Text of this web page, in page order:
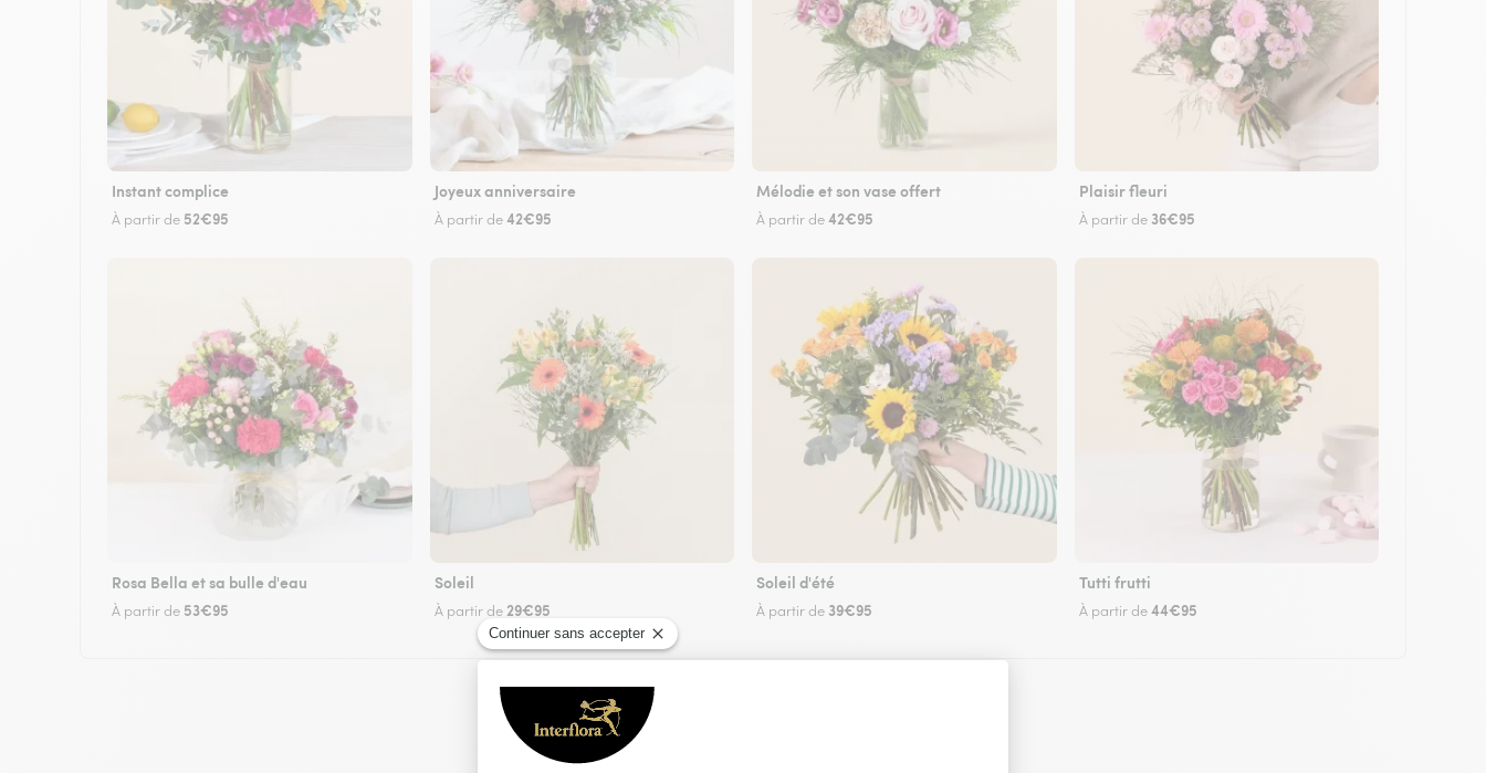
Instant complice
À partir de 52€95
Joyeux anniversaire
À partir de42€95
Mélodie et son vase offert
À partir de42€95
Plaisir fleuri
À partir de 36€95
Rosa Bella et sa bulle d'eau
À partir de 53€95
Soleil
À partir de 29€95
Soleil d'été
À partir de 39€95
Tutti frutti
À partir de44€95